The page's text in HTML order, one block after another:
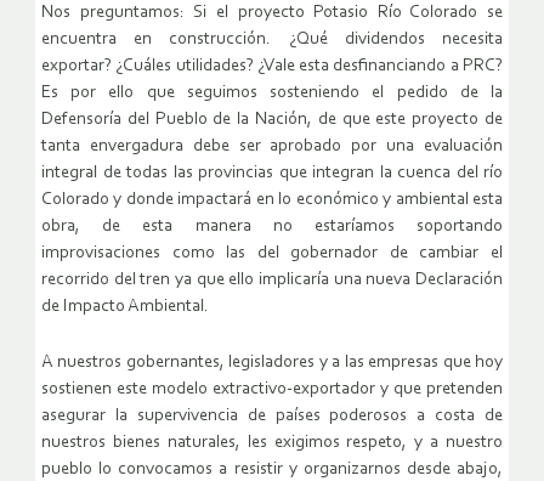
Nos preguntamos: Si el proyecto Potasio Río Colorado se
encuentra en construcción. ¿Qué dividendos necesita
exportar? ¿Cuáles utilidades? ¿Vale esta desfinanciando a PRC?
Es por ello que seguimos sosteniendo el pedido de la
Defensoría del Pueblo de la Nación, de que este proyecto de
tanta envergadura debe ser aprobado por una evaluación
integral de todas las provincias que integran la cuenca del río
Colorado y donde impactará en lo económico y ambiental esta
obra, de esta manera no estaríamos soportando
improvisaciones como las del gobernador de cambiar el
recorrido del tren ya que ello implicaría una nueva Declaración
de Impacto Ambiental.
A nuestros gobernantes, legisladores y a las empresas que hoy
sostienen este modelo extractivo-exportador y que pretenden
asegurar la supervivencia de países poderosos a costa de
nuestros bienes naturales, les exigimos respeto, y a nuestro
pueblo lo convocamos a resistir y organizarnos desde abajo,